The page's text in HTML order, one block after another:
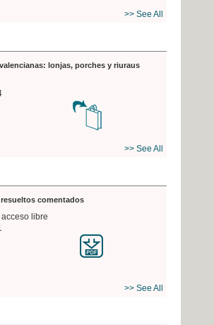
>> See All
lonjas, porches y riuraus
>> See All
comentados
libre
>> See All